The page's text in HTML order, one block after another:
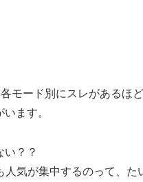
モード別にスレがあるほ
ます。
い？？
人気が集中するのって、た